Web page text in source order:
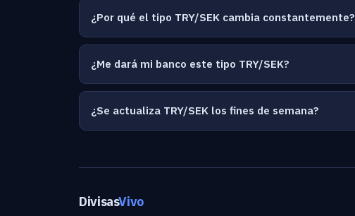
¿Por qué el tipo TRY/SEK cambia constantemente?
¿Me dará mi banco este tipo TRY/SEK?
¿Se actualiza TRY/SEK los fines de semana?
DivisasVivo